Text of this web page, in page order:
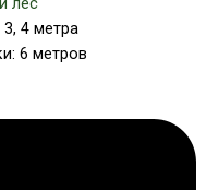
4 метра
6 метров